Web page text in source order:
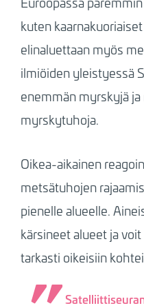
kuten
elinaluettaan myös
ilmiöiden yleistyessä
enemmän myrskyjä
myrskytuhoja.
Oikea-aikainen
metsätuhojen
pienelle alueelle.
kärsineet alueet ja
tarkasti oikeisiin